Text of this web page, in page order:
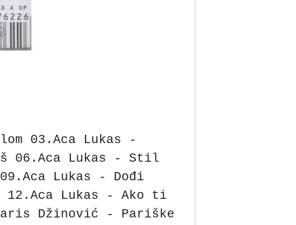
03.Aca Lukas -
06.Aca Lukas - Stil
Lukas - Dođi
Lukas - Ako ti
Džinović - Pariške